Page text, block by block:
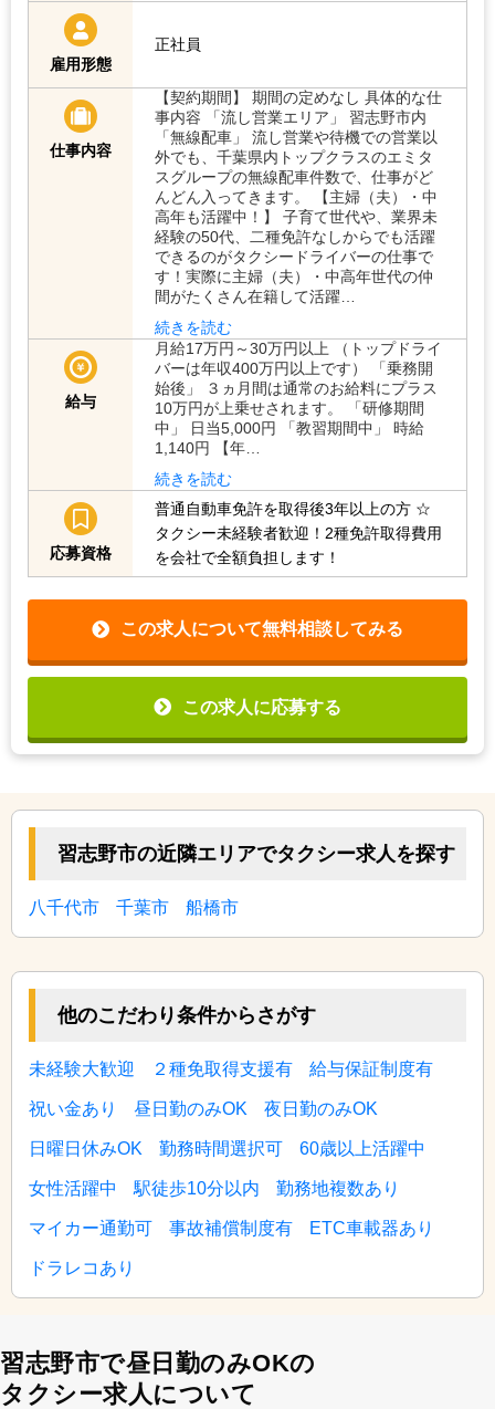
雇用形態
正社員
仕事内容
【契約期間】 期間の定めなし 具体的な仕
事内容 「流し営業エリア」 習志野市内
「無線配車」 流し営業や待機での営業以
外でも、千葉県内トップクラスのエミタ
スグループの無線配車件数で、仕事がど
んどん入ってきます。 【主婦（夫）・中
高年も活躍中！】 子育て世代や、業界未
経験の50代、二種免許なしからでも活躍
できるのがタクシードライバーの仕事で
す！実際に主婦（夫）・中高年世代の仲
間がたくさん在籍して活躍…
続きを読む
給与
月給17万円～30万円以上 （トップドライ
バーは年収400万円以上です） 「乗務開
始後」 ３ヵ月間は通常のお給料にプラス
10万円が上乗せされます。 「研修期間
中」 日当5,000円 「教習期間中」 時給
1,140円 【年…
続きを読む
応募資格
普通自動車免許を取得後3年以上の方 ☆
タクシー未経験者歓迎！2種免許取得費用
を会社で全額負担します！
この求人について無料相談してみる
この求人に応募する
習志野市の近隣エリアでタクシー求人を探す
八千代市 千葉市 船橋市
他のこだわり条件からさがす
未経験大歓迎 ２種免取得支援有 給与保証制度有
祝い金あり 昼日勤のみOK 夜日勤のみOK
日曜日休みOK 勤務時間選択可 60歳以上活躍中
女性活躍中 駅徒歩10分以内 勤務地複数あり
マイカー通勤可 事故補償制度有 ETC車載器あり
ドラレコあり
習志野市で昼日勤のみOKの
タクシー求人について